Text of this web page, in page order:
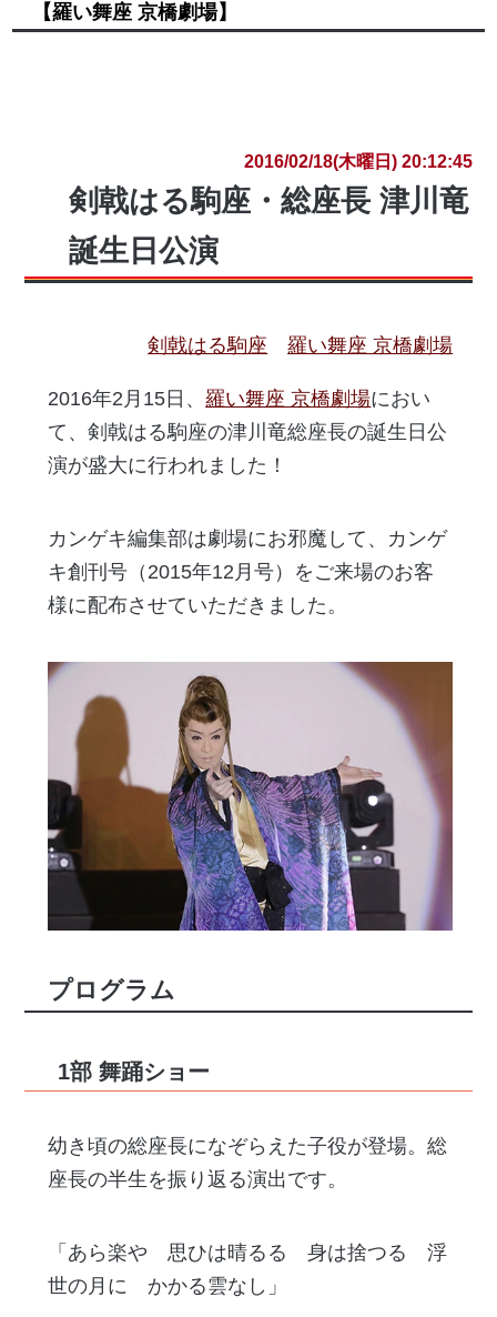
【羅い舞座 京橋劇場】
2016/02/18(木曜日) 20:12:45
剣戟はる駒座・総座長 津川竜
誕生日公演
剣戟はる駒座 羅い舞座 京橋劇場
2016年2月15日、羅い舞座 京橋劇場におい
て、剣戟はる駒座の津川竜総座長の誕生日公
演が盛大に行われました！
カンゲキ編集部は劇場にお邪魔して、カンゲ
キ創刊号（2015年12月号）をご来場のお客
様に配布させていただきました。
プログラム
1部 舞踊ショー
幼き頃の総座長になぞらえた子役が登場。総
座長の半生を振り返る演出です。
「あら楽や 思ひは晴るる 身は捨つる 浮
世の月に かかる雲なし」